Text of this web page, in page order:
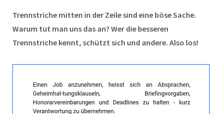
Trennstriche mitten in der Zeile sind eine böse Sache.
Warum tut man uns das an? Wer die besseren
Trennstriche kennt, schützt sich und andere. Also los!